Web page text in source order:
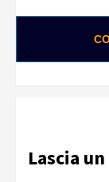
Lascia